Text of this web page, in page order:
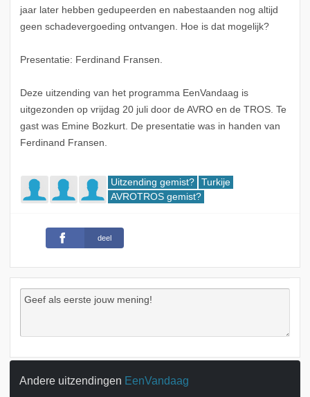
jaar later hebben gedupeerden en nabestaanden nog altijd
geen schadevergoeding ontvangen. Hoe is dat mogelijk?
Presentatie: Ferdinand Fransen.
Deze uitzending van het programma EenVandaag is
uitgezonden op vrijdag 20 juli door de AVRO en de TROS. Te
gast was Emine Bozkurt. De presentatie was in handen van
Ferdinand Fransen.
Uitzending gemist?
Turkije
AVROTROS gemist?
deel
Andere uitzendingen EenVandaag